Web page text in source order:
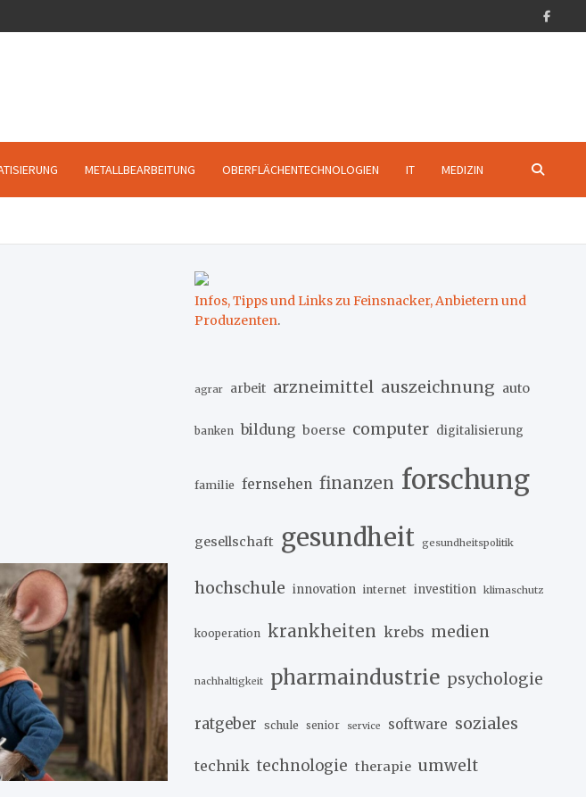
METALLBEARBEITUNG OBERFLÄCHENTECHNOLOGIEN IT MEDIZIN
Infos, Tipps und Links zu Feinsnacker, Anbietern und
Produzenten.
agrar arbeit arzneimittel auszeichnung auto
banken bildung boerse computer digitalisierung
familie fernsehen finanzen forschung
gesellschaft gesundheit gesundheitspolitik
hochschule innovation internet investition klimaschutz
kooperation krankheiten krebs medien
nachhaltigkeit pharmaindustrie psychologie
ratgeber schule senior service software soziales
technik technologie therapie umwelt